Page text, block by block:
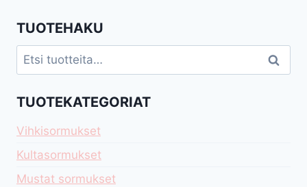
TUOTEHAKU
Etsi: Haku
TUOTEKATEGORIAT
Vihkisormukset
Kultasormukset
Mustat sormukset